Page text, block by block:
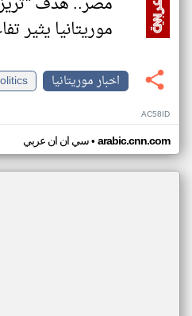
موريتانيا يثير
اخبار موريتانيا
AC58ID
سي ان ان عربي• arabic.cnn.com